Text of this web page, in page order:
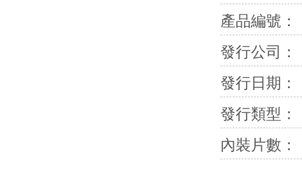
產品編號：
發行公司：
發行日期：
發行類型：
內裝片數：